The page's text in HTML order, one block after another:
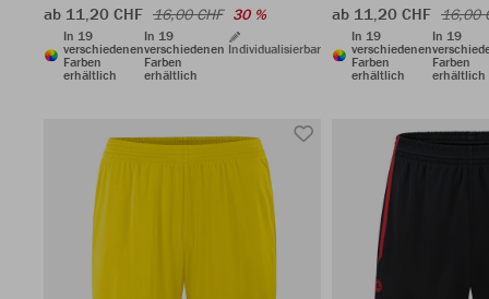
ab 11,20 CHF 16,00 CHF 30 %
In 19
verschiedenen
Farben
erhältlich
In 19
verschiedenen
Farben
erhältlich
Individualisierbar
ab 11,20 CHF 16,00
In 19
verschiedenen
Farben
erhältlich
In 19
Farben
erhältlich